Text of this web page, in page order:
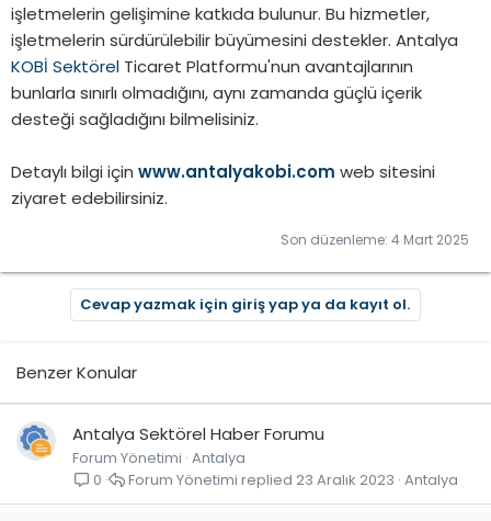
işletmelerin gelişimine katkıda bulunur. Bu hizmetler,
işletmelerin sürdürülebilir büyümesini destekler. Antalya
KOBİ Sektörel Ticaret Platformu'nun avantajlarının
bunlarla sınırlı olmadığını, aynı zamanda güçlü içerik
desteği sağladığını bilmelisiniz.
Detaylı bilgi için www.antalyakobi.com web sitesini
ziyaret edebilirsiniz.
Son düzenleme: 4 Mart 2025
Cevap yazmak için giriş yap ya da kayıt ol.
Benzer Konular
Antalya Sektörel Haber Forumu
Forum Yönetimi Antalya
0
Antalya
23 Aralık 2023
Forum Yönetimi